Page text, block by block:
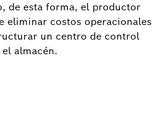
de esta forma, el productor
eliminar costos operacionales
un centro de control
almacén.